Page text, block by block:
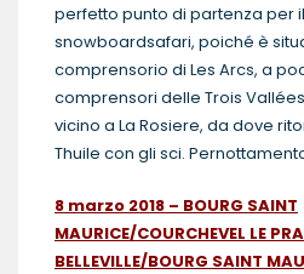
perfetto punto di partenza per
snowboardsafari, poiché è
comprensorio di Les Arcs, a
comprensori delle Trois
vicino a La Rosiere, da dove
Thuile con gli sci.
8 marzo 2018 – BOURG SAINT
MAURICE/COURCHEVEL LE
BELLEVILLE/BOURG SAINT